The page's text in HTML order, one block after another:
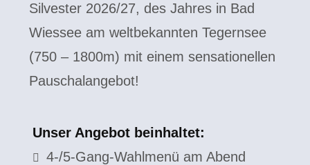
Silvester 2026/27, des Jahres in Bad
Wiessee am weltbekannten Tegernsee
(750 – 1800m) mit einem sensationellen
Pauschalangebot!
Unser Angebot beinhaltet:
4-/5-Gang-Wahlmenü am Abend